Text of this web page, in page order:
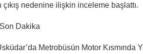
çıkış nedenine ilişkin inceleme başlattı.
Dakika
Metrobüsün Motor Kısmında